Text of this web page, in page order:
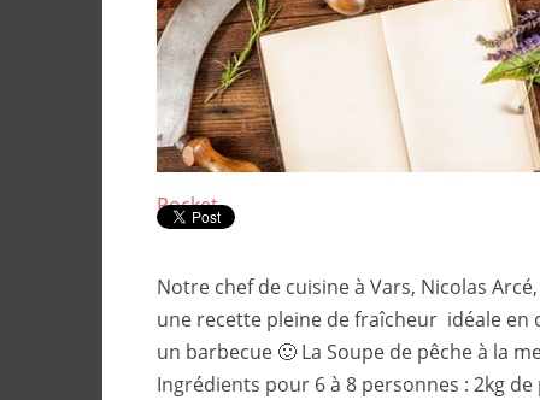
Pocket
Notre chef de cuisine à Vars, Nicolas
une recette pleine de fraîcheur idéale en
un barbecue 🙂 La Soupe de pêche à la
Ingrédients pour 6 à 8 personnes : 2kg de